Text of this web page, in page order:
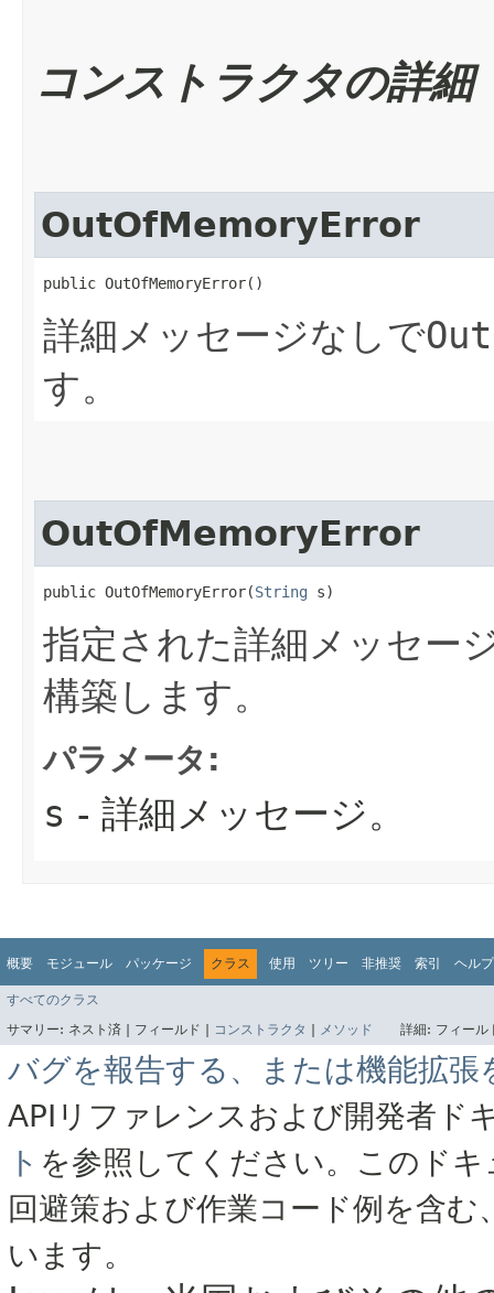
コンストラクタの詳細
OutOfMemoryError
public OutOfMemoryError()
詳細メッセージなしで
す。
OutOfMemoryError
public OutOfMemoryError​(String s)
指定された詳細メッセー
構築します。
パラメータ:
s - 詳細メッセージ。
概要 モジュール パッケージ クラス 使用 ツリー 非推奨 索引 ヘルプ
すべてのクラス
サマリー: ネスト済 | フィールド | コンストラクタ メソッド 詳細: フィー
バグを報告する、または機能拡張
APIリファレンスおよび開発者ド
ト を参照してください。このド
回避策および作業コード例を含
います。